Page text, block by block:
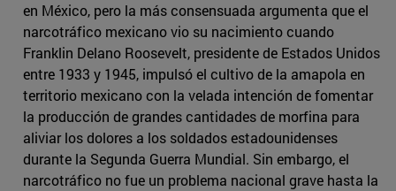
en México, pero la más consensuada argumenta que el
narcotráfico mexicano vio su nacimiento cuando
Franklin Delano Roosevelt, presidente de Estados Unidos
entre 1933 y 1945, impulsó el cultivo de la amapola en
territorio mexicano con la velada intención de fomentar
la producción de grandes cantidades de morfina para
aliviar los dolores a los soldados estadounidenses
durante la Segunda Guerra Mundial. Sin embargo, el
narcotráfico no fue un problema nacional grave hasta la